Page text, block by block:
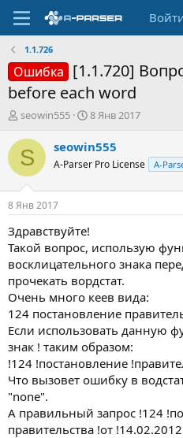
1.1.726
Ошибка [1.1.720]
before each word
А
т
о
т
е
м
ы
seowin555
Д
т
н
а
8 Янв 2017
S seowin555
A-Parser Pro License A-
8 Янв 2017
Здравствуйте!
Такой вопрос, использую
восклицательного знака
прочекать вордстат.
Очень много кеев вида:
124 постановление
Если использовать данную
знак ! таким образом:
!124 !постановление
Что вызовет ошибку в
"none".
А правильный запрос !124
правительства !от